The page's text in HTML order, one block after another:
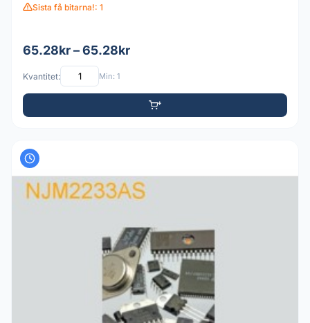
Sista få bitarna!: 1
65.28kr – 65.28kr
Kvantitet: Min: 1